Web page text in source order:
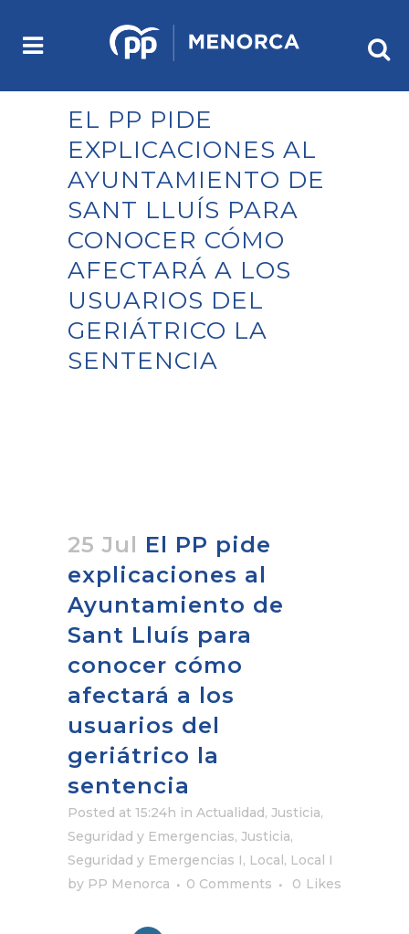
EL PP PIDE
EXPLICACIONES AL
AYUNTAMIENTO DE
SANT LLUÍS PARA
CONOCER CÓMO
AFECTARÁ A LOS
USUARIOS DEL
GERIÁTRICO LA
SENTENCIA
25 Jul El PP pide
explicaciones al
Ayuntamiento de
Sant Lluís para
conocer cómo
afectará a los
usuarios del
geriátrico la
sentencia
Posted at 15:24h in Actualidad, Justicia,
Seguridad y Emergencias, Justicia,
Seguridad y Emergencias I, Local, Local I
by PP Menorca 0 Comments 0 Likes